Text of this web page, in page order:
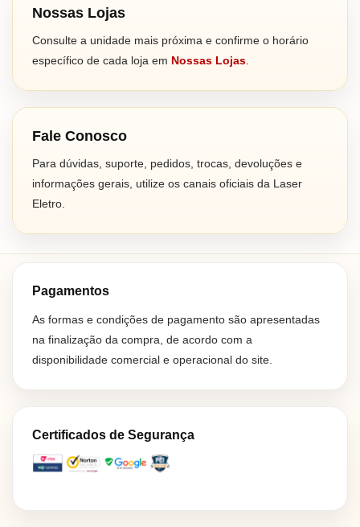
Nossas Lojas
Consulte a unidade mais próxima e confirme o horário
específico de cada loja em Nossas Lojas
Fale Conosco
Para dúvidas, suporte, pedidos, trocas, devoluções e
informações gerais, utilize os canais oficiais da Laser
Eletro.
Pagamentos
As formas e condições de pagamento são apresentadas
na finalização da compra, de acordo com a
disponibilidade comercial e operacional do site.
Certificados de Segurança